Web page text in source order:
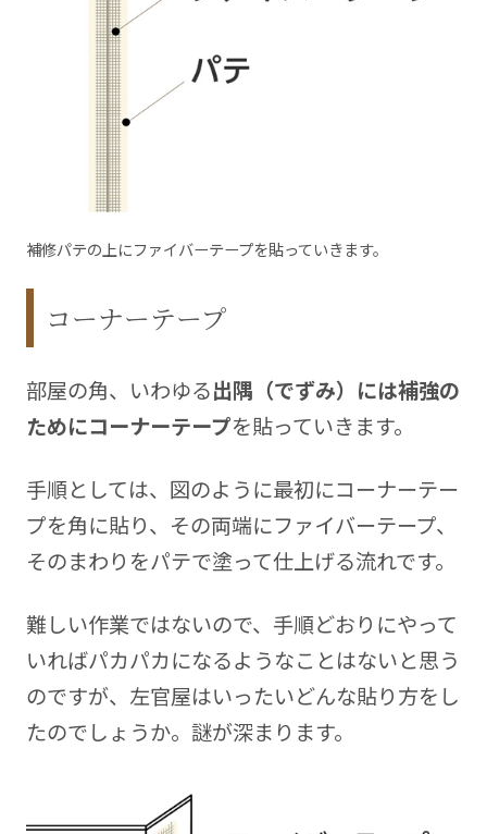
補修パテの上にファイバーテープを貼っていきます。
コーナーテープ
部屋の角、いわゆる出隅（でずみ）には補強の
ためにコーナーテープを貼っていきます。
手順としては、図のように最初にコーナーテー
プを角に貼り、その両端にファイバーテープ、
そのまわりをパテで塗って仕上げる流れです。
難しい作業ではないので、手順どおりにやって
いればパカパカになるようなことはないと思う
のですが、左官屋はいったいどんな貼り方をし
たのでしょうか。謎が深まります。